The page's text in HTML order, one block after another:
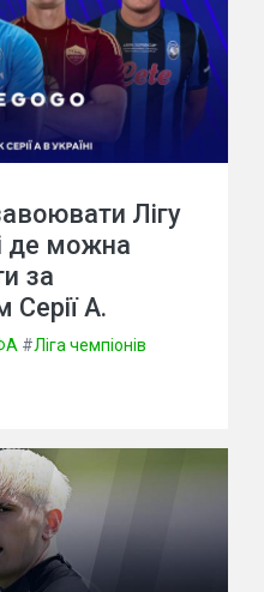
Лігу
де можна
за
Серії А.
#Ліга чемпіонів